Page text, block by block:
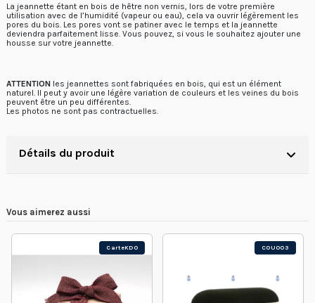
La jeannette étant en bois de hêtre non vernis, lors de votre première
utilisation avec de l’humidité (vapeur ou eau), cela va ouvrir légèrement les
pores du bois. Les pores vont se patiner avec le temps et la jeannette
deviendra parfaitement lisse. Vous pouvez, si vous le souhaitez ajouter une
housse sur votre jeannette.
ATTENTION les jeannettes sont fabriquées en bois, qui est un élément
naturel. Il peut y avoir une légère variation de couleurs et les veines du bois
peuvent être un peu différentes.
Les photos ne sont pas contractuelles.
Détails du produit
Vous aimerez aussi
CarteKDO COU003